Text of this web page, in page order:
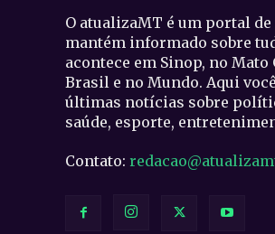
O atualizaMT é um portal de
mantém informado sobre
acontece em Sinop, no Mato
Brasil e no Mundo. Aqui
últimas notícias sobre
saúde, esporte,
Contato: